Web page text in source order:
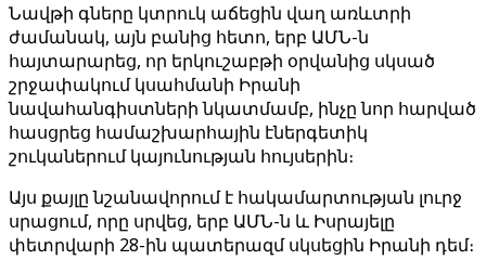
Նավթի գները կտրուկ աճեցին վաղ առևտրի
ժամանակ, այն բանից հետո, երբ ԱՄՆ-ն
հայտարարեց, որ երկուշաբթի օրվանից սկսած
շրջափակում կսահմանի Իրանի
նավահանգիստների նկատմամբ, ինչը նոր հարված
հասցրեց համաշխարհային էներգետիկ
շուկաներում կայունության հույսերին։
Այս քայլը նշանավորում է հակամարտության լուրջ
սրացում, որը սրվեց, երբ ԱՄՆ-ն և Իսրայելը
փետրվարի 28-ին պատերազմ սկսեցին Իրանի դեմ։